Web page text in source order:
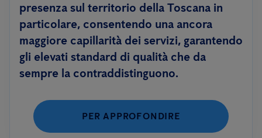
presenza sul territorio della Toscana in
particolare, consentendo una ancora
maggiore capillarità dei servizi, garantendo
gli elevati standard di qualità che da
sempre la contraddistinguono.
PER APPROFONDIRE